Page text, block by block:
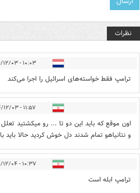
نظرات
۱۰:۰۳ - ۱۴۰۴/۱۲/۰۳
ترامپ فقط خواسته‌های اسرائیل را اجرا می‌کند
۱۱:۵۷ - ۱۴۰۴/۱۲/۰۳
اون موقع که باید این دو تا ... رو میکشتید
و نتانیاهو تمام شدند دل خوش کردید حالا باید
۱۰:۳۷ - ۱۴۰۴/۱۲/۰۴
ترامپ ابله است